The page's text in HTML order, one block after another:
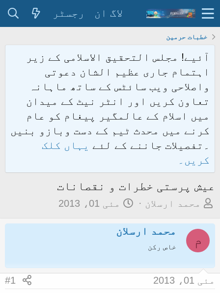
لاگ ان رجسٹر
خطبات حرمین
آئیے! مجلس التحقیق الاسلامی کے زیر
اہتمام جاری عظیم الشان دعوتی
واصلاحی ویب سائٹس کے ساتھ ماہانہ
تعاون کریں اور انٹر نیٹ کے میدان
میں اسلام کے عالمگیر پیغام کو عام
کرنے میں محدث ٹیم کے دست وبازو بنیں
۔تفصیلات جاننے کے لئے یہاں کلک
کریں۔
عیش پرستی خطرات و نقصانات
م
ض
و
ک
ا
محمد ارسلان
ت
ر
آ
مئی 01، 2013
م
محمد ارسلان
خاص رکن
مئی 01، 2013 #1